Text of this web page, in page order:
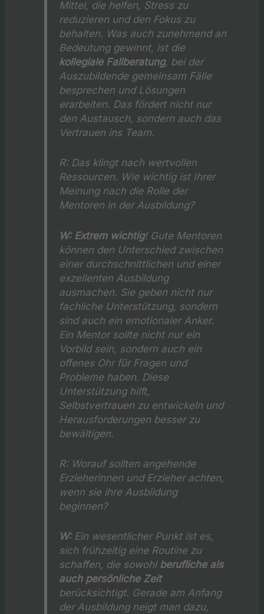
Mittel, die helfen, Stress zu
reduzieren und den Fokus zu
behalten. Was auch zunehmend an
Bedeutung gewinnt, ist die
kollegiale Fallberatung, bei der
Auszubildende gemeinsam Fälle
besprechen und Lösungen
erarbeiten. Das fördert nicht nur
den Austausch, sondern auch das
Vertrauen ins Team.
R:Das klingt nach wertvollen
Ressourcen. Wie wichtig ist Ihrer
Meinung nach die Rolle der
Mentoren in der Ausbildung?
W: Extrem wichtig! Gute Mentoren
können den Unterschied zwischen
einer durchschnittlichen und einer
exzellenten Ausbildung
ausmachen. Sie geben nicht nur
fachliche Unterstützung, sondern
sind auch ein emotionaler Anker.
Ein Mentor sollte nicht nur ein
Vorbild sein, sondern auch ein
offenes Ohr für Fragen und
Probleme haben. Diese
Unterstützung hilft,
Selbstvertrauen zu entwickeln und
Herausforderungen besser zu
bewältigen.
R:Worauf sollten angehende
Erzieherinnen und Erzieher achten,
wenn sie ihre Ausbildung
beginnen?
W:Ein wesentlicher Punkt ist es,
sich frühzeitig eine Routine zu
schaffen, die sowohl berufliche als
auch persönliche Zeit
berücksichtigt. Gerade am Anfang
der Ausbildung neigt man dazu,